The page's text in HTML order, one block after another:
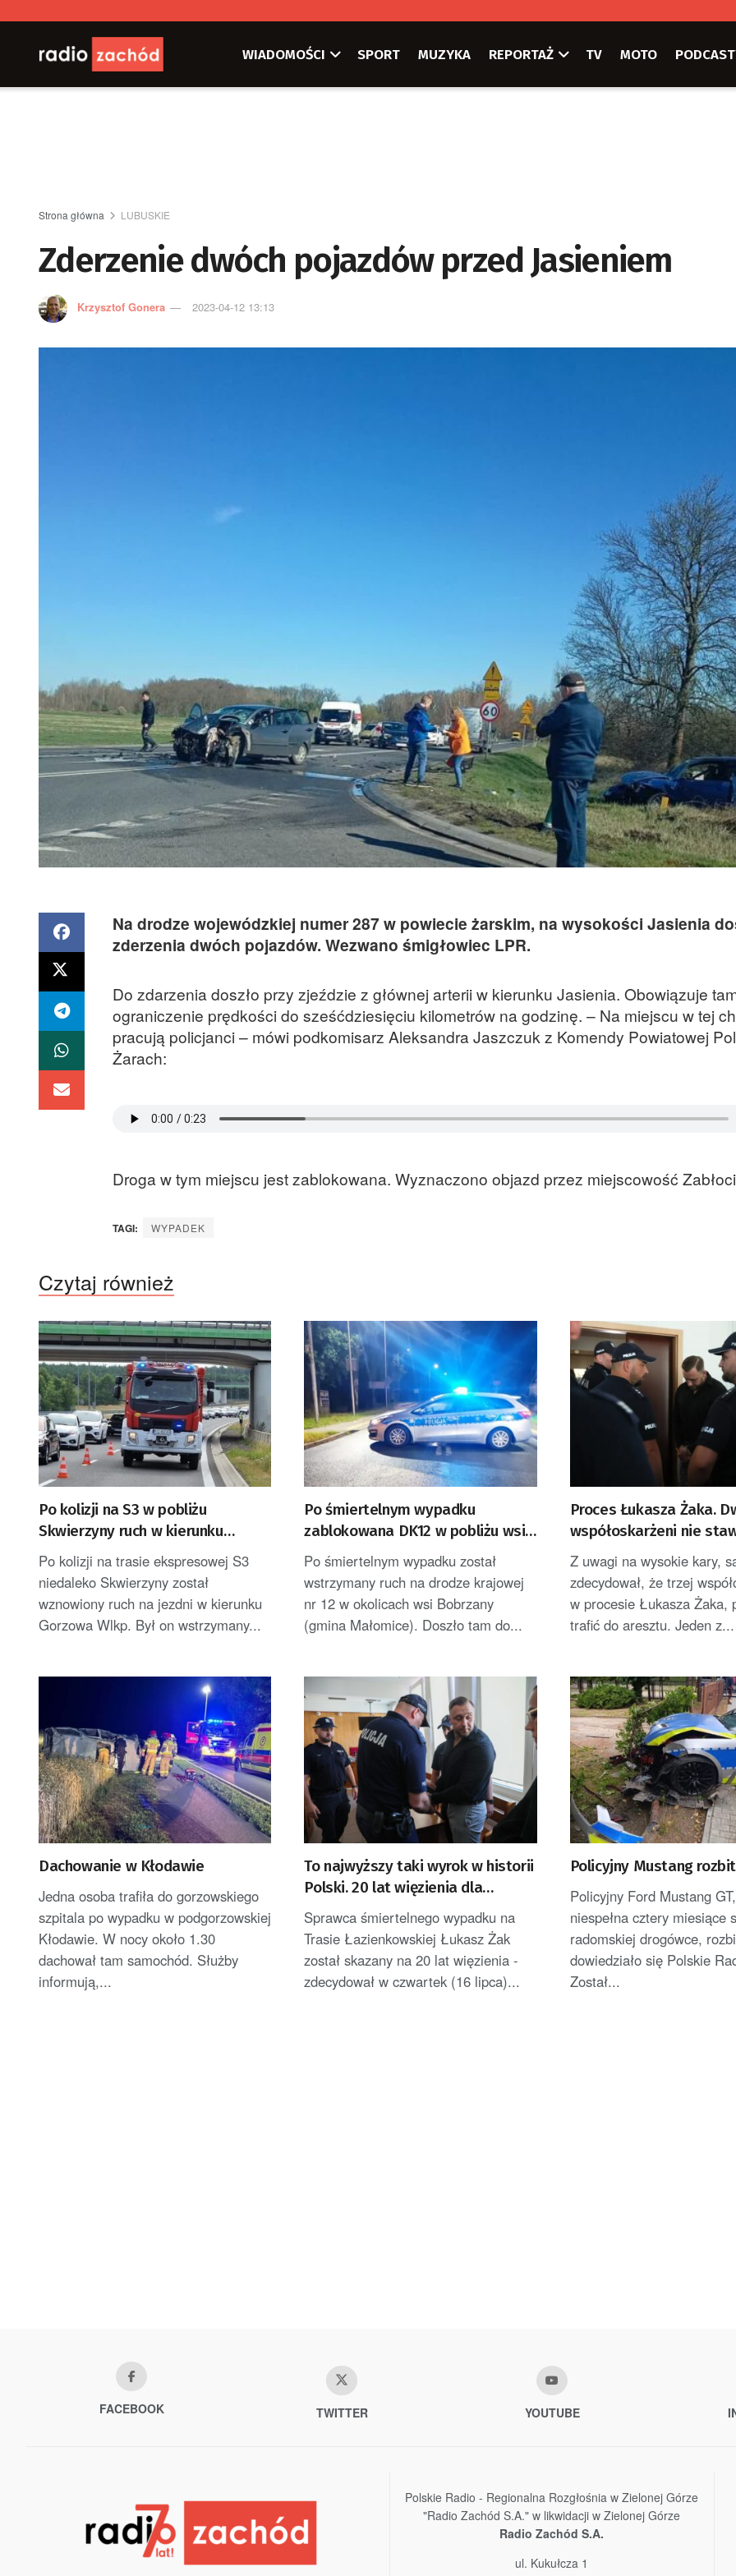
WIADOMOŚCI SPORT MUZYKA REPORTAŻ TV MOTO
Strona główna LUBUSKIE
Zderzenie dwóch pojazdów przed Jasieniem
Krzysztof Gonera 2023-04-12 13:13
Na drodze wojewódzkiej numer 287 w powiecie żarskim, na wysokości Jasienia
zderzenia dwóch pojazdów. Wezwano śmigłowiec LPR.
Do zdarzenia doszło przy zjeździe z głównej arterii w kierunku Jasienia. Obowiązuje
ograniczenie prędkości do sześćdziesięciu kilometrów na godzinę. – Na miejscu w tej
pracują policjanci – mówi podkomisarz Aleksandra Jaszczuk z Komendy Powiatowej
Żarach:
Droga w tym miejscu jest zablokowana. Wyznaczono objazd przez miejscowość
TAGI: WYPADEK
Czytaj również
Po kolizji na S3 w pobliżu
Skwierzyny ruch w kierunku
Gorzowa Wlkp. jednym pasem
Po kolizji na trasie ekspresowej S3
niedaleko Skwierzyny został
wznowiony ruch na jezdni w kierunku
Gorzowa Wlkp. Był on wstrzymany...
Po śmiertelnym wypadku
zablokowana DK12 w pobliżu wsi
Bobrzany
Po śmiertelnym wypadku został
wstrzymany ruch na drodze krajowej
nr 12 w okolicach wsi Bobrzany
(gmina Małomice). Doszło tam do...
Proces Łukasza Żaka.
współoskarżeni nie
aresztu
Z uwagi na wysokie kary,
zdecydował, że trzej
w procesie Łukasza Żaka,
trafić do aresztu. Jeden z...
Dachowanie w Kłodawie
Jedna osoba trafiła do gorzowskiego
szpitala po wypadku w podgorzowskiej
Kłodawie. W nocy około 1.30
dachował tam samochód. Służby
informują,...
To najwyższy taki wyrok w historii
Polski. 20 lat więzienia dla
Łukasza Żaka, sprawcy
śmiertelnego wypadku na Trasie
Łazienkowskiej
Sprawca śmiertelnego wypadku na
Trasie Łazienkowskiej Łukasz Żak
został skazany na 20 lat więzienia -
zdecydował w czwartek (16 lipca)...
Policyjny Mustang
Policyjny Ford Mustang
niespełna cztery miesiące
radomskiej drogówce,
dowiedziało się Polskie
Został...
FACEBOOK TWITTER YOUTUBE
Polskie Radio - Regionalna Rozgłośnia w Zielonej Górze
"Radio Zachód S.A." w likwidacji w Zielonej Górze
Radio Zachód S.A.
ul. Kukułcza 1